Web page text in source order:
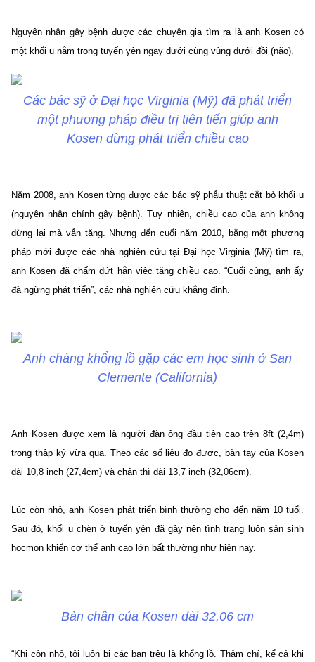
Nguyên nhân gây bệnh được các chuyên gia tìm ra là anh Kosen có
một khối u nằm trong tuyến yên ngay dưới cùng vùng dưới đồi (não).
Các bác sỹ ở Đại học Virginia (Mỹ) đã phát triển
một phương pháp điều trị tiên tiến giúp anh
Kosen dừng phát triển chiều cao
Năm 2008, anh Kosen từng được các bác sỹ phẫu thuật cắt bỏ khối u
(nguyên nhân chính gây bệnh). Tuy nhiên, chiều cao của anh không
dừng lại mà vẫn tăng. Nhưng đến cuối năm 2010, bằng một phương
pháp mới được các nhà nghiên cứu tại Đại học Virginia (Mỹ) tìm ra,
anh Kosen đã chấm dứt hẳn việc tăng chiều cao. “Cuối cùng, anh ấy
đã ngừng phát triển”, các nhà nghiên cứu khẳng định.
Anh chàng khổng lồ gặp các em học sinh ở San
Clemente (California)
Anh Kosen được xem là người đàn ông đầu tiên cao trên 8ft (2,4m)
trong thập kỷ vừa qua. Theo các số liệu đo được, bàn tay của Kosen
dài 10,8 inch (27,4cm) và chân thì dài 13,7 inch (32,06cm).
Lúc còn nhỏ, anh Kosen phát triển bình thường cho đến năm 10 tuổi.
Sau đó, khối u chèn ở tuyến yên đã gây nên tình trạng luôn sản sinh
hocmon khiến cơ thể anh cao lớn bất thường như hiện nay.
Bàn chân của Kosen dài 32,06 cm
“Khi còn nhỏ, tôi luôn bị các bạn trêu là khổng lồ. Thậm chí, kể cả khi